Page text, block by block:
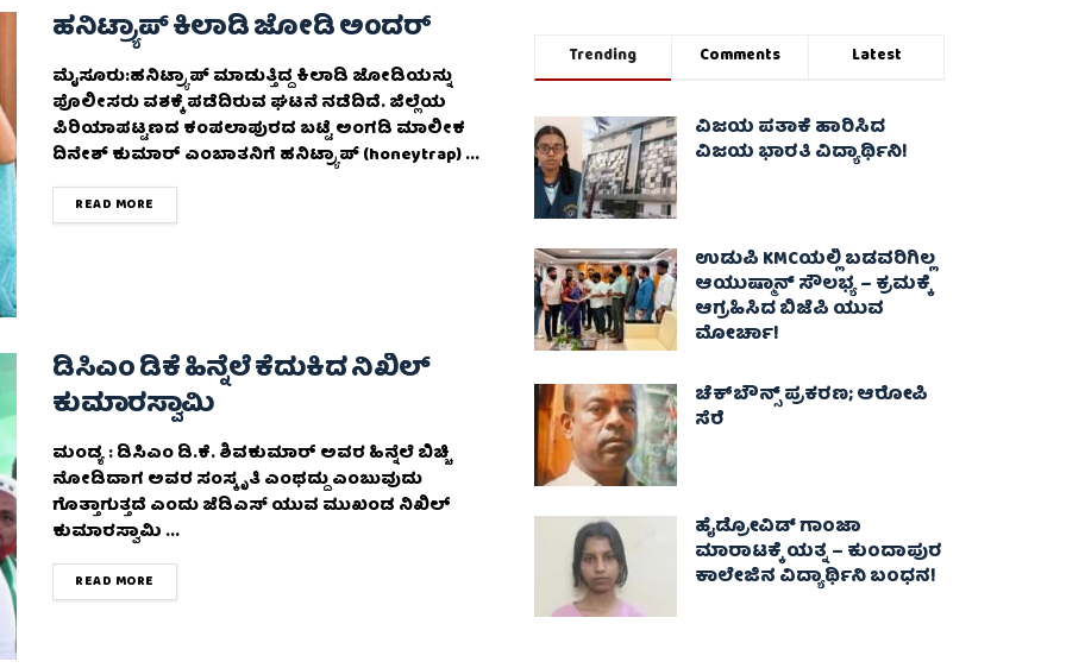
ಹನಿಟ್ರ್ಯಾಪ್ ಕಿಲಾಡಿ ಜೋಡಿ ಅಂದರ್
ಮೈಸೂರು:ಹನಿಟ್ರ್ಯಾಪ್ ಮಾಡುತ್ತಿದ್ದ ಕಿಲಾಡಿ ಜೋಡಿಯನ್ನು
ಪೊಲೀಸರು ವಶಕ್ಕೆ ಪಡೆದಿರುವ ಘಟನೆ ನಡೆದಿದೆ. ಜಿಲ್ಲೆಯ
ಪಿರಿಯಾಪಟ್ಟಣದ ಕಂಪಲಾಪುರದ ಬಟ್ಟೆ ಅಂಗಡಿ ಮಾಲೀಕ
ದಿನೇಶ್ ಕುಮಾರ್ ಎಂಬಾತನಿಗೆ ಹನಿಟ್ರ್ಯಾಪ್ (honeytrap) ...
READ MORE
ಡಿಸಿಎಂ ಡಿಕೆ ಹಿನ್ನೆಲೆ ಕೆದುಕಿದ ನಿಖಿಲ್
ಕುಮಾರಸ್ವಾಮಿ
ಮಂಡ್ಯ : ಡಿಸಿಎಂ ಡಿ.ಕೆ. ಶಿವಕುಮಾರ್ ಅವರ ಹಿನ್ನೆಲೆ ಬಿಚ್ಚಿ
ನೋಡಿದಾಗ ಅವರ ಸಂಸ್ಕೃತಿ ಎಂಥದ್ದು ಎಂಬುವುದು
ಗೊತ್ತಾಗುತ್ತದೆ ಎಂದು ಜೆಡಿಎಸ್ ಯುವ ಮುಖಂಡ ನಿಖಿಲ್
ಕುಮಾರಸ್ವಾಮಿ ...
READ MORE
Trending Comments Latest
ವಿಜಯ ಪತಾಕೆ ಹಾರಿಸಿದ
ವಿಜಯ ಭಾರತಿ ವಿದ್ಯಾರ್ಥಿನಿ!
ಉಡುಪಿ KMCಯಲ್ಲಿ ಬಡವರಿಗಿಲ್ಲ
ಆಯುಷ್ಮಾನ್ ಸೌಲಭ್ಯ – ಕ್ರಮಕ್ಕೆ
ಆಗ್ರಹಿಸಿದ ಬಿಜೆಪಿ ಯುವ
ಮೋರ್ಚಾ!
ಚೆಕ್​ಬೌನ್ಸ್​ ಪ್ರಕರಣ; ಆರೋಪಿ
ಸೆರೆ
ಹೈಡ್ರೋವಿಡ್ ಗಾಂಜಾ
ಮಾರಾಟಕ್ಕೆ ಯತ್ನ – ಕುಂದಾಪುರ
ಕಾಲೇಜಿನ ವಿದ್ಯಾರ್ಥಿನಿ ಬಂಧನ!